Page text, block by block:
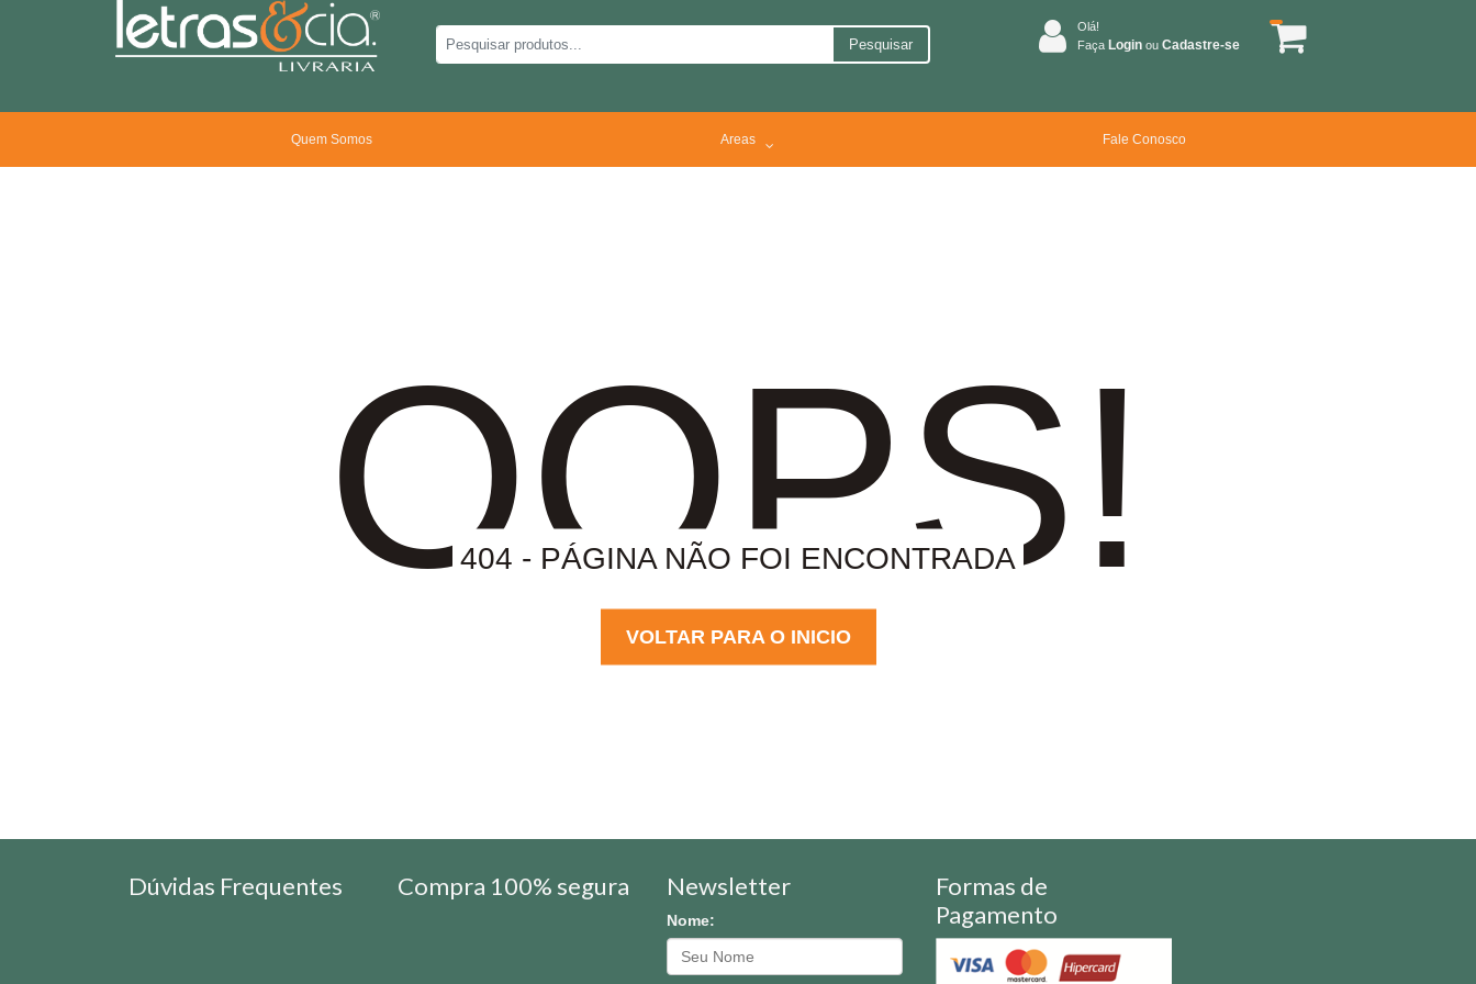
Pesquisar
Olá!
Faça Login ou Cadastre-se
Quem Somos Areas Fale Conosco
OOPS!
404 - PÁGINA NÃO FOI ENCONTRADA
VOLTAR PARA O INICIO
Dúvidas Frequentes Compra 100% segura Newsletter
Nome:
Formas de
Pagamento